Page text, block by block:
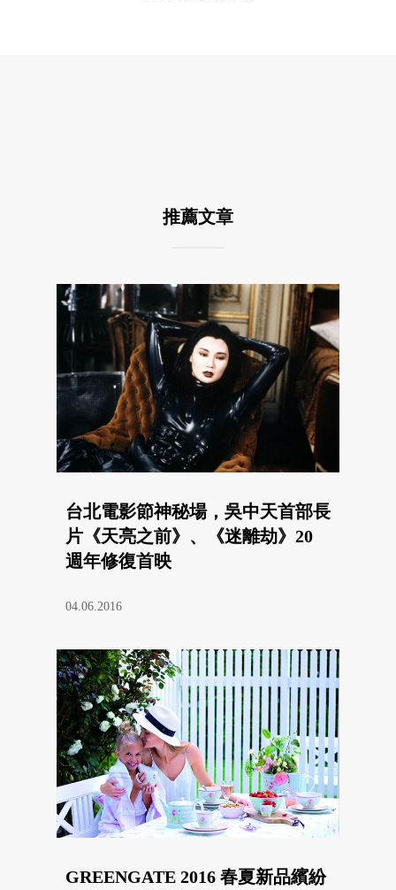
推薦文章
台北電影節神秘場，吳中天首部長
片《天亮之前》、《迷離劫》20
週年修復首映
04.06.2016
GREENGATE 2016 春夏新品繽紛